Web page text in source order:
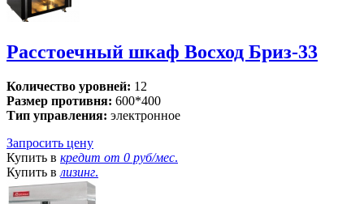
Расстоечный шкаф Восход Бриз-33
Количество уровней: 12
Размер противня: 600*400
Тип управления: электронное
Запросить цену
Купить в кредит от 0 руб/мес.
Купить в лизинг.